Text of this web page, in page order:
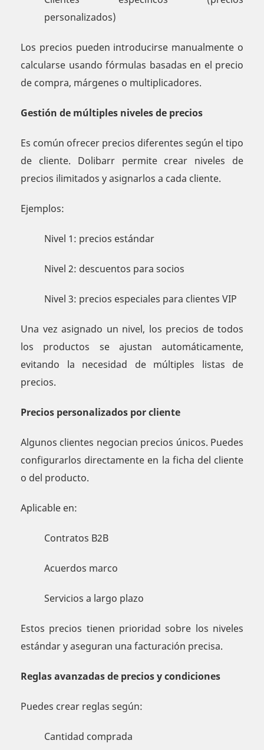
personalizados)
Los precios pueden introducirse manualmente o
calcularse usando fórmulas basadas en el precio
de compra, márgenes o multiplicadores.
Gestión de múltiples niveles de precios
Es común ofrecer precios diferentes según el tipo
de cliente. Dolibarr permite crear niveles de
precios ilimitados y asignarlos a cada cliente.
Ejemplos:
Nivel 1: precios estándar
Nivel 2: descuentos para socios
Nivel 3: precios especiales para clientes VIP
Una vez asignado un nivel, los precios de todos
los productos se ajustan automáticamente,
evitando la necesidad de múltiples listas de
precios.
Precios personalizados por cliente
Algunos clientes negocian precios únicos. Puedes
configurarlos directamente en la ficha del cliente
o del producto.
Aplicable en:
Contratos B2B
Acuerdos marco
Servicios a largo plazo
Estos precios tienen prioridad sobre los niveles
estándar y aseguran una facturación precisa.
Reglas avanzadas de precios y condiciones
Puedes crear reglas según:
Cantidad comprada